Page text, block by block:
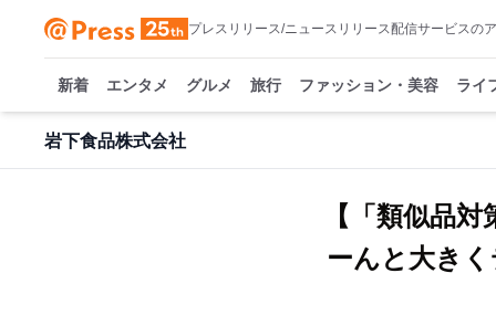
プレスリリース/ニュースリリース配信サービスの
新着 エンタメ グルメ 旅行 ファッション・美容 ライ
岩下食品株式会社
【「類似品
ーんと大き